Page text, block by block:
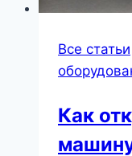
Все статьи
Как